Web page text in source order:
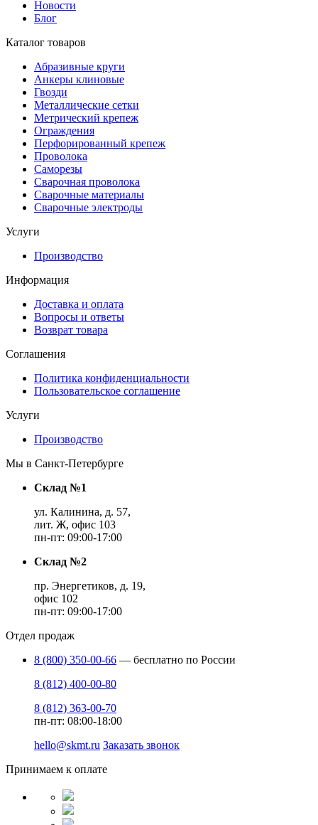
Новости
Блог
Каталог товаров
Абразивные круги
Анкеры клиновые
Гвозди
Металлические сетки
Метрический крепеж
Ограждения
Перфорированный крепеж
Проволока
Саморезы
Сварочная проволока
Сварочные материалы
Сварочные электроды
Услуги
Производство
Информация
Доставка и оплата
Вопросы и ответы
Возврат товара
Соглашения
Политика конфиденциальности
Пользовательское соглашение
Услуги
Производство
Мы в Санкт-Петербурге
Склад №1
ул. Калинина, д. 57,
лит. Ж, офис 103
пн-пт: 09:00-17:00
Склад №2
пр. Энергетиков, д. 19,
офис 102
пн-пт: 09:00-17:00
Отдел продаж
8 (800) 350-00-66 — бесплатно по России
8 (812) 400-00-80
8 (812) 363-00-70
пн-пт: 08:00-18:00
hello@skmt.ru Заказать звонок
Принимаем к оплате